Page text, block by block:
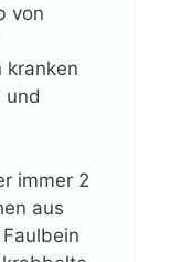
von
kranken
und
immer 2
aus